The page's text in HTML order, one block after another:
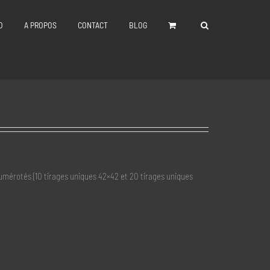
A PROPOS CONTACT BLOG
(10 tirages uniques 42×42 et 20 tirages uniques